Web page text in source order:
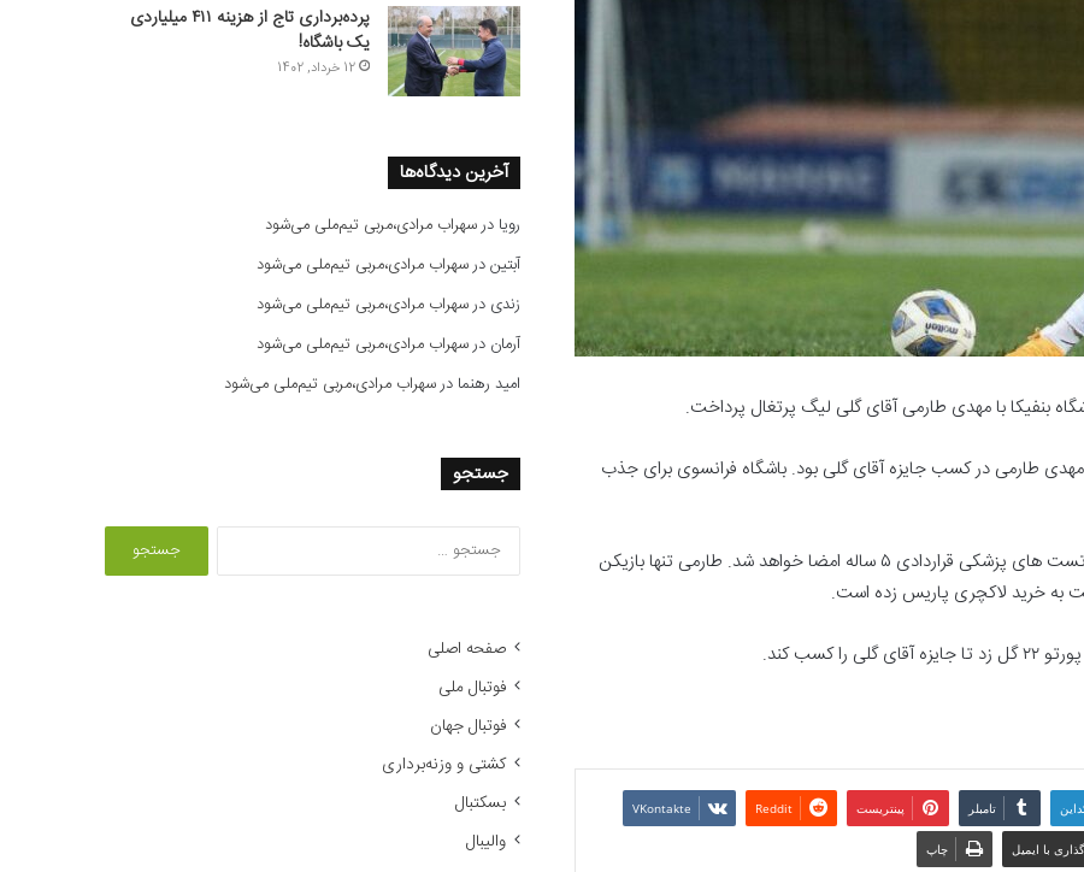
بنفیکا با مهدی طارمی آقای گلی لیگ پرتغال پرداخت.
رقیب اصلی مهدی طارمی در کسب جایزه آقای گلی بود. باشگاه فرانسوی برای جذب
طبق گزارش های رسیده توافق بین طرفین انجام شده و بعد از تست های پزشکی قراردادی ۵ ساله امضا خواهد شد. طارمی تنها بازیکن
به خرید لاکچری پاریس زده است.
تامبلر پینتریست Reddit
VKontakte
با ایمیل چاپ
پرده‌برداری تاج از هزینه ۴۱۱ میلیاردی
یک باشگاه!
12 خرداد, 1402
آخرین دیدگاه‌ها
رویا درسهراب مرادی،مربی تیم‌ملی می‌شود
آبتیندرسهراب مرادی،مربی تیم‌ملی می‌شود
زندی درسهراب مرادی،مربی تیم‌ملی می‌شود
آرمان درسهراب مرادی،مربی تیم‌ملی می‌شود
امید رهنما درسهراب مرادی،مربی تیم‌ملی می‌شود
جستجو
صفحه اصلی
فوتبال ملی
فوتبال جهان
کشتی و وزنه‌برداری
بسکتبال
والیبال